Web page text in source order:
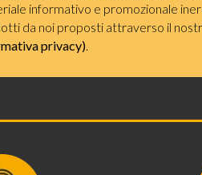
informativo e promozionale
da noi proposti attraverso il
privacy).